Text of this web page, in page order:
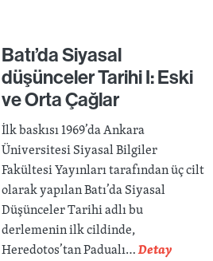
Batı’da Siyasal
düşünceler Tarihi I: Eski
ve Orta Çağlar
İlk baskısı 1969’da Ankara
Üniversitesi Siyasal Bilgiler
Fakültesi Yayınları tarafından üç cilt
olarak yapılan Batı’da Siyasal
Düşünceler Tarihi adlı bu
derlemenin ilk cildinde,
Heredotos’tan Padualı…Detay